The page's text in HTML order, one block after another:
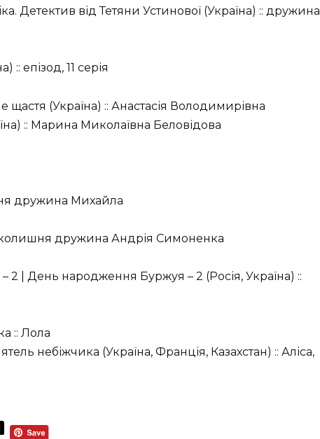
Детектив від Тетяни Устинової (Україна) :: дружина
:: епізод, 11 серія
(Україна) :: Анастасія Володимирівна
:: Марина Миколаївна Беловідова
дружина Михайла
колишня дружина Андрія Симоненка
| День народження Буржуя – 2 (Росія, Україна) ::
:: Лола
небіжчика (Україна, Франція, Казахстан) :: Аліса,